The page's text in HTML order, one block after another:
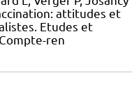
attitudes et
Etudes et
ren